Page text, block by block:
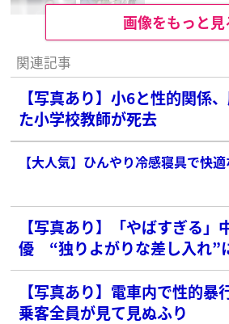
画像をもっと見
関連記事
【写真あり】小6と性的関係
た小学校教師が死去
【大人気】ひんやり冷感寝具で快
【写真あり】「やばすぎる」
優 “独りよがりな差し入れ”
ほどがある」と批判の声
【写真あり】電車内で性的暴
乗客全員が見て見ぬふり